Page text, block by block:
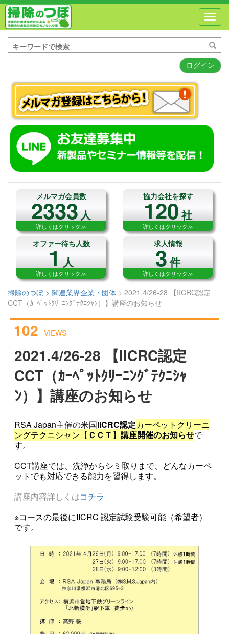
ログイン
メルマガ会員数
2333人
詳しくはクリック≫
協力会社を探す
120社
詳しくはクリック≫
オファー待ち人数
1人
詳しくはクリック≫
求人情報
3件
詳しくはクリック≫
掃除のつぼ> 関連業界企業・団体 > 2021.4/26-28 【IICRC認定
CCT（ｶｰﾍﾟｯﾄｸﾘｰﾆﾝｸﾞﾃｸﾆｼｬﾝ）】講座のお知らせ
102 VIEWS
2021.4/26-28 【IICRC認定
CCT（ｶｰﾍﾟｯﾄｸﾘｰﾆﾝｸﾞﾃｸﾆｼｬ
ﾝ）】講座のお知らせ
RSA Japan主催の米国IICRC認定カーペットクリーニ
ングテクニシャン【 ＣＣＴ 】 講座開催のお知らせで
す。
CCT講座では、洗浄からシミ取りまで、どんなカーペ
ットでも対応できる能力を習得します。
講座内容詳しくはコチラ
※コースの最後にIICRC 認定試験受験可能（希望者）
です。